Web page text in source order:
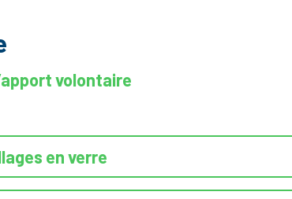
volontaire
en verre